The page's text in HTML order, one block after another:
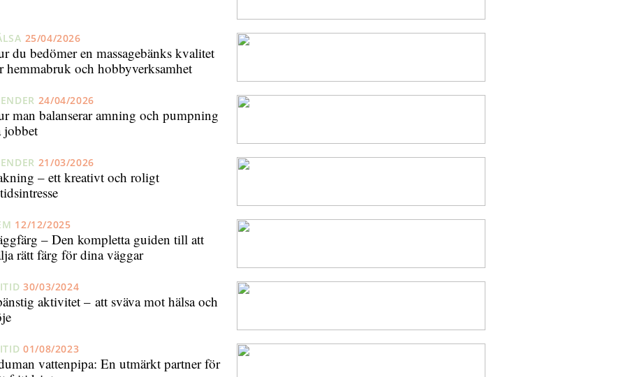
25/04/2026
du bedömer en massagebänks kvalitet
hemmabruk och hobbyverksamhet
24/04/2026
man balanserar amning och pumpning
jobbet
21/03/2026
– ett kreativt och roligt
12/12/2025
– Den kompletta guiden till att
rätt färg för dina väggar
30/03/2024
aktivitet – att sväva mot hälsa och
01/08/2023
vattenpipa: En utmärkt partner för